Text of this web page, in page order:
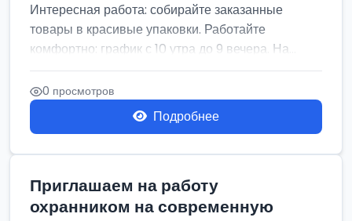
Интересная работа: собирайте заказанные
товары в красивые упаковки. Работайте
комфортно: график с 10 утра до 9 вечера. На...
0 просмотров
Подробнее
Приглашаем на работу
охранником на современную